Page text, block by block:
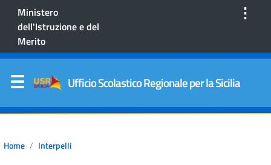
Ministero
dell'Istruzione e del
Merito
⋮
Ufficio Scolastico Regionale per la Sicilia
Home Interpelli